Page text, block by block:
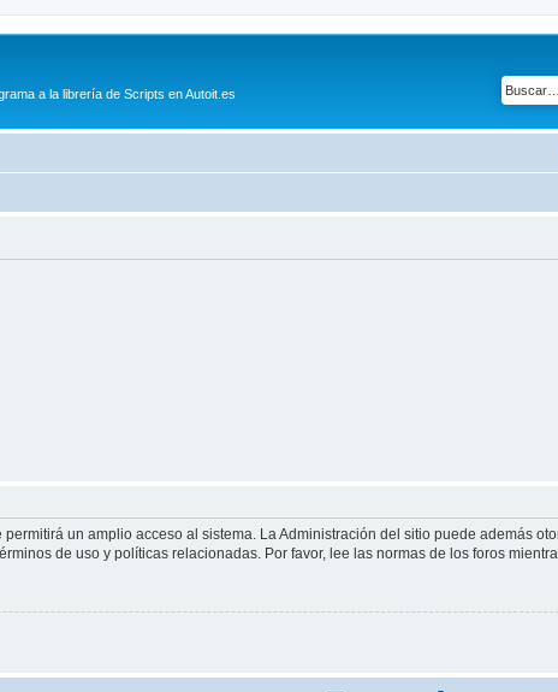
a la librería de Scripts en Autoit.es
un amplio acceso al sistema. La Administración del sitio puede además
de uso y políticas relacionadas. Por favor, lee las normas de los foros